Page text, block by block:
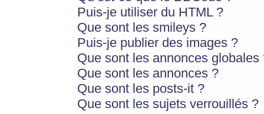
Puis-je utiliser du HTML ?
Que sont les smileys ?
Puis-je publier des images ?
Que sont les annonces globales
Que sont les annonces ?
Que sont les posts-it ?
Que sont les sujets verrouillés ?